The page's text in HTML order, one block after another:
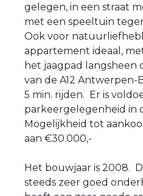
gelegen, in een straat
met een speeltuin
Ook voor
appartement ideaal,
het jaagpad langsheen
van de A12 Antwerpen-
5 min. rijden. Er is
parkeergelegenheid in
Mogelijkheid tot
aan €30.000,-
Het bouwjaar is 2008.
steeds zeer goed